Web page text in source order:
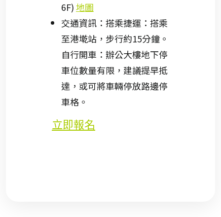
6F)地圖
交通資訊：搭乘捷運：搭乘
至港墘站，步行約15分鐘。
自行開車：辦公大樓地下停
車位數量有限，建議提早抵
達，或可將車輛停放路邊停
車格。
立即報名